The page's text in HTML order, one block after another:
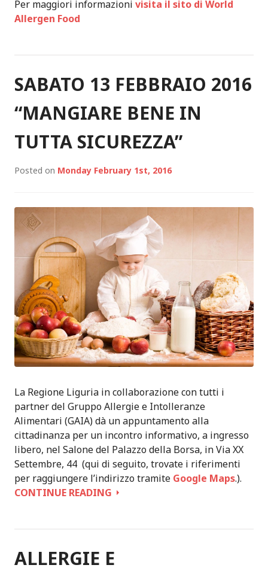
Per maggiori informazioni visita il sito di World
Allergen Food
SABATO 13 FEBBRAIO 2016
“MANGIARE BENE IN
TUTTA SICUREZZA”
Posted on Monday February 1st, 2016
La Regione Liguria in collaborazione con tutti i
partner del Gruppo Allergie e Intolleranze
Alimentari (GAIA) dà un appuntamento alla
cittadinanza per un incontro informativo, a ingresso
libero, nel Salone del Palazzo della Borsa, in Via XX
Settembre, 44 (qui di seguito, trovate i riferimenti
per raggiungere l’indirizzo tramite Google Maps.).
CONTINUE READING S
ALLERGIE E